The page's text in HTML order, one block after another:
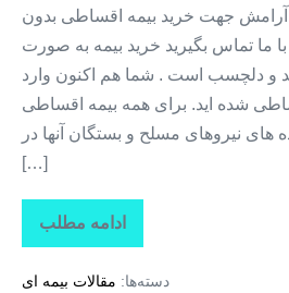
بیمه
ثالث
از
دم
قسط
در
اندیشه
جهت خرید بیمه اقساطی بدون
ما تماس بگیرید خرید بیمه به صورت
و دلچسب است . شما هم اکنون وارد
شده اید. برای همه بیمه اقساطی
– خانواده های نیروهای مسلح و بستگان آنها در
[…]
ادامه مطلب
بیمه
اقساطی
+
دسته‌ها: مقالات بیمه ای